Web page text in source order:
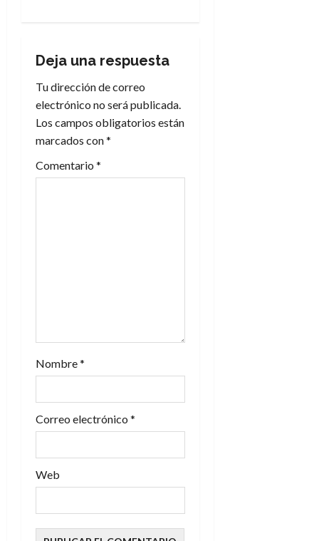
c
i
ó
t
r
a
d
a
s
Deja una respuesta
Tu dirección de correo
electrónico no será publicada.
Los campos obligatorios están
marcados con*
Comentario *
Nombre*
Correo electrónico *
Web